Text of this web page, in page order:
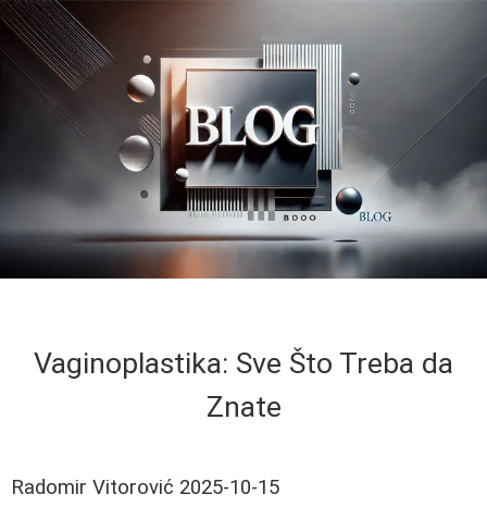
Vaginoplastika: Sve Što Treba da
Znate
Radomir Vitorović 2025-10-15